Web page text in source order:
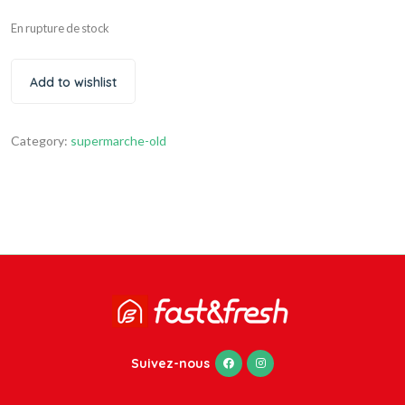
En rupture de stock
Add to wishlist
Category: supermarche-old
Suivez-nous